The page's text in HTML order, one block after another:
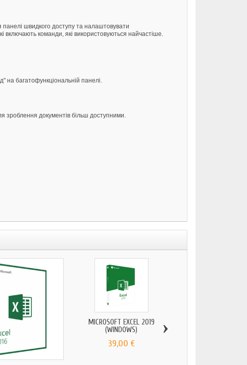
швидкого доступу та налаштовувати
включають команди, які використовуються найчастіше.
багатофункціональній панелі.
зроблення документів більш доступними.
MICROSOFT EXCEL 2019
(WINDOWS)
39,00 €
›